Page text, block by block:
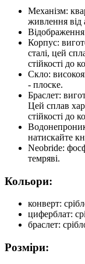
Механізм:
живлення від
Відображення
Корпус:
сталі, цей
стійкості до
Скло:
- плоске.
Браслет:
Цей сплав
стійкості до
натискайте
Neobride:
темряві.
Кольори:
конверт:
циферблат:
браслет:
Розміри: